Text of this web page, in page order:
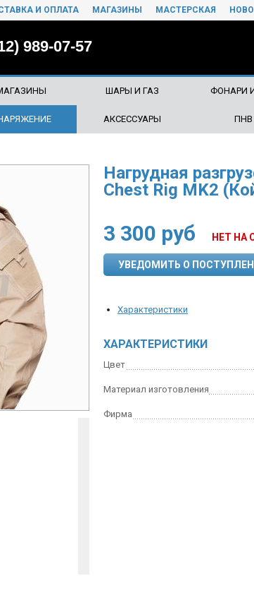
И ОПЛАТА МАГАЗИНЫ МАСТЕРСКАЯ
989-07-57
ШАРЫ И ГАЗ ФОНАРИ
АКСЕССУАРЫ ПНВ
Нагрудная
Chest Rig MK2
3 300 руб НЕТ НА
УВЕДОМИТЬ О
Характеристики
ХАРАКТЕРИСТИКИ
Цвет
Материал изготовления
Фирма